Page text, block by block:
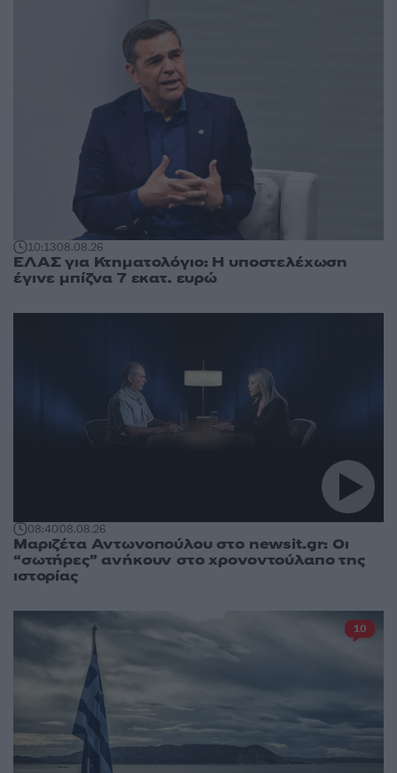
10:1308.08.26
ΕΛΑΣ για Κτηματολόγιο: Η υποστελέχωση
έγινε μπίζνα 7 εκατ. ευρώ
08:4008.08.26
Μαριζέτα Αντωνοπούλου στο newsit.gr: Οι
“σωτήρες” ανήκουν στο χρονοντούλαπο της
ιστορίας
10